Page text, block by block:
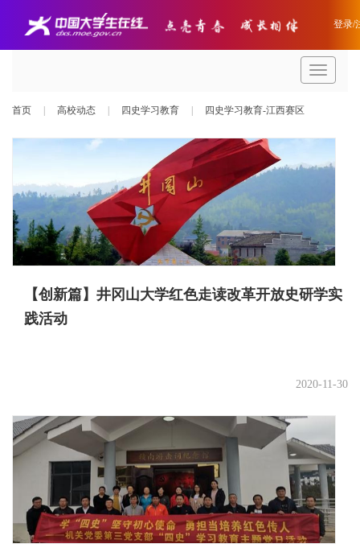
登录/
导
航
首页
高校动态 四史学习教育 四史学习教育-江西赛区
【创新篇】井冈山大学红色走读改革开放史研学实
践活动
2020-11-30